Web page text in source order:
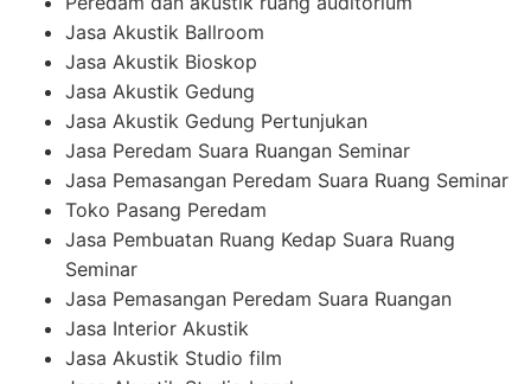
Jasa Akustik Ballroom
Jasa Akustik Bioskop
Jasa Akustik Gedung
Jasa Akustik Gedung Pertunjukan
Jasa Peredam Suara Ruangan Seminar
Jasa Pemasangan Peredam Suara Ruang Seminar
Toko Pasang Peredam
Jasa Pembuatan Ruang Kedap Suara Ruang
Seminar
Jasa Pemasangan Peredam Suara Ruangan
Jasa Interior Akustik
Jasa Akustik Studio film